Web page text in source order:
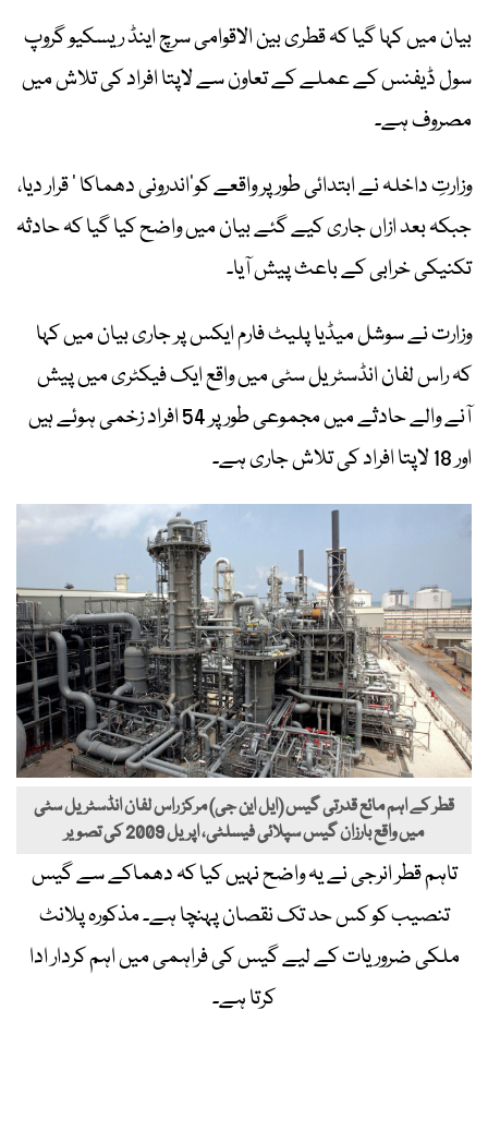
بیان میں کہا گیا کہ قطری بین الاقوامی سرچ اینڈ ریسکیو گروپ
سول ڈیفنس کے عملے کے تعاون سے لاپتا افراد کی تلاش میں
مصروف ہے۔
وزارتِ داخلہ نے ابتدائی طور پر واقعے کو’اندرونی دھماکا ‘ قرار دیا،
جبکہ بعد ازاں جاری کیے گئے بیان میں واضح کیا گیا کہ حادثہ
تکنیکی خرابی کے باعث پیش آیا۔
وزارت نے سوشل میڈیا پلیٹ فارم ایکس پر جاری بیان میں کہا
کہ راس لفان انڈسٹریل سٹی میں واقع ایک فیکٹری میں پیش
آنے والے حادثے میں مجموعی طور پر 54 افراد زخمی ہوئے ہیں
اور 18 لاپتا افراد کی تلاش جاری ہے۔
قطر کے اہم مائع قدرتی گیس (ایل این جی) مرکز راس لفان انڈسٹریل سٹی
میں واقع بارزان گیس سپلائی فیسلٹی، اپریل 2009 کی تصویر
تاہم قطر انرجی نے یہ واضح نہیں کیا کہ دھماکے سے گیس
تنصیب کو کس حد تک نقصان پہنچا ہے۔ مذکورہ پلانٹ
ملکی ضروریات کے لیے گیس کی فراہمی میں اہم کردار ادا
کرتا ہے۔